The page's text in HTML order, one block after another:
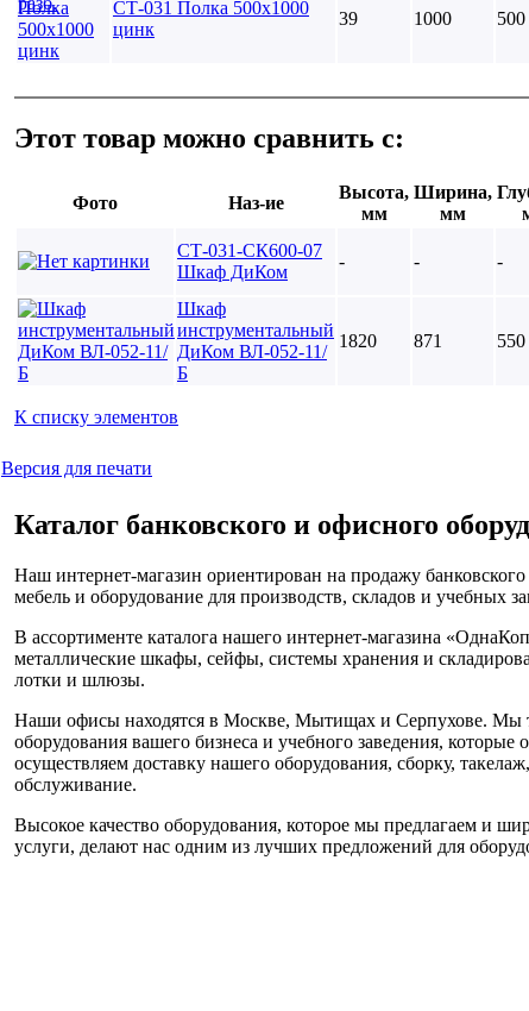
СТ-031 Полка 500х1000
цинк
39 1000 500
Этот товар можно сравнить с:
Фото Наз-ие
Высота,
мм
Ширина,
мм
СТ-031-СК600-07
Шкаф ДиКом
- - -
Шкаф
инструментальный
ДиКом ВЛ-052-11/
Б
1820 871 550
К списку элементов
Версия для печати
Каталог банковского и офисного
Наш интернет-магазин ориентирован на продажу
мебель и оборудование для производств, складов и учебных
В ассортименте каталога нашего интернет-магазина
металлические шкафы, сейфы, системы хранения и
лотки и шлюзы.
Наши офисы находятся в Москве, Мытищах и Серпухове. Мы
оборудования вашего бизнеса и учебного заведения,
осуществляем доставку нашего оборудования, сборку,
обслуживание.
Высокое качество оборудования, которое мы предлагаем и
услуги, делают нас одним из лучших предложений для